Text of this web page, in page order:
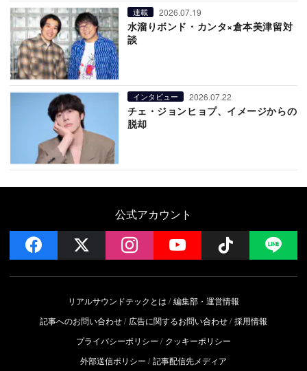
連載 2026.07.19
水溜りボンド・カンタ×倉本美津留対
談
インタビュー 2026.07.22
チェ・ジョンヒョプ、イメージからの
脱却
公式アカウント
facebook instagramYouTube Follow
リアルサウンドテックとは
編集部・運営情報
記事へのお問い合わせ
広告に関するお問い合わせ 採用情報
プライバシーポリシー
クッキーポリシー
外部送信ポリシー
記事配信先メディア